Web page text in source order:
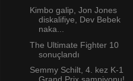
Kimbo galip, Jon Jones
diskalifiye, Dev Bebek
naka...
The Ultimate Fighter 10
sonuçlandı
Semmy Schilt, 4. kez K-1